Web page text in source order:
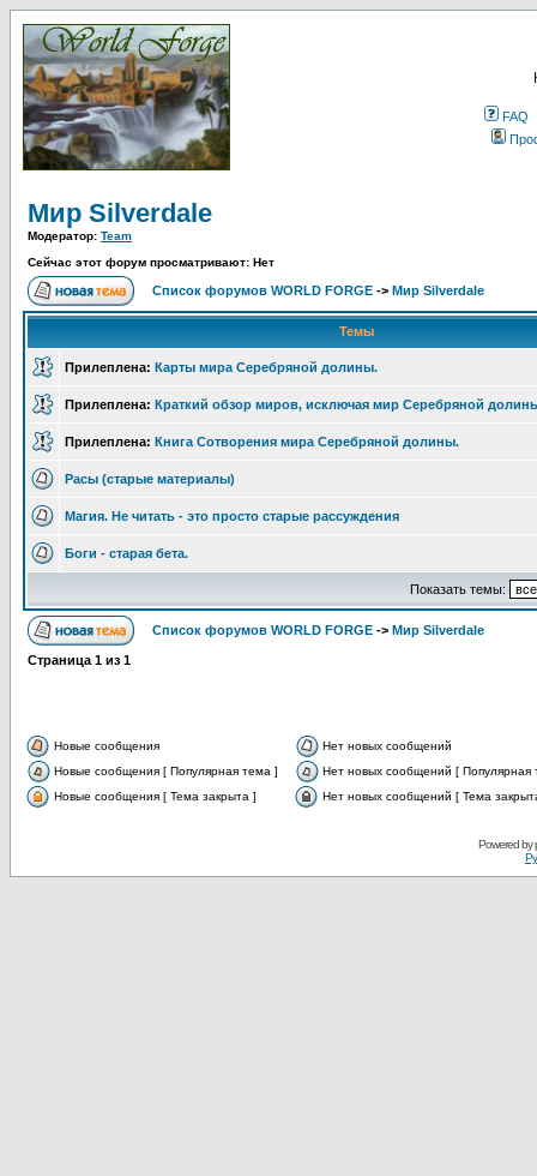
FAQ
Мир Silverdale
Модератор: Team
Сейчас этот форум просматривают: Нет
Список форумов WORLD FORGE -> Мир Silverdale
Темы
Прилеплена: Карты мира Серебряной долины.
Прилеплена: Краткий обзор миров, исключая мир Серебряной
Прилеплена: Книга Сотворения мира Серебряной долины.
Расы (старые материалы)
Магия. Не читать - это просто старые рассуждения
Боги - старая бета.
Показать темы:
Список форумов WORLD FORGE -> Мир Silverdale
Страница 1 из 1
Новые сообщения
Нет новых сообщений
Новые сообщения [ Популярная тема ]
Нет новых сообщений [ Популярная
Новые сообщения [ Тема закрыта ]
Нет новых сообщений [ Тема
Powered by